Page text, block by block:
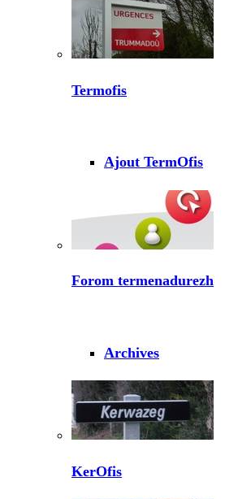
Termofis
Ajout TermOfis
Forom termenadurezh
Archives
KerOfis